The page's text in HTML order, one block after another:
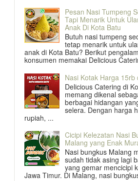
Pesan Nasi Tumpeng
Tapi Menarik Untuk
Anak Di Kota Batu
Butuh nasi tumpeng
tetap menarik untuk
anak di Kota Batu? Berikut
konsumen memakai Delicious
Nasi Kotak Harga 15rb
Delicious Catering di
memang dikenal
berbagai hidangan
selera. Dengan harga
rupiah, ...
Cicipi Kelezatan Nasi
Malang yang Enak
Nasi bungkus Malang
sudah tidak asing lagi
yang gemar mencicipi
Jawa Timur. Di Malang, nasi